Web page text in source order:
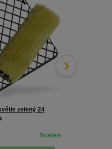
zelený 24